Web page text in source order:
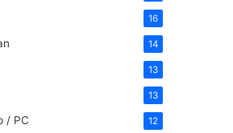
16
14
13
13
/ PC 12